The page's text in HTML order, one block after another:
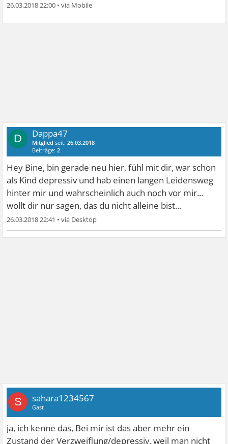
26.03.2018 22:00 •
D Dappa47
Mitglied seit:26.03.2018
Beiträge:2
Hey Bine, bin gerade neu hier, fühl mit dir, war schon
als Kind depressiv und hab einen langen Leidensweg
hinter mir und wahrscheinlich auch noch vor mir...
wollt dir nur sagen, das du nicht alleine bist...
26.03.2018 22:41 •
S sahara1234567
Gast
ja, ich kenne das, Bei mir ist das aber mehr ein
Zustand der Verzweiflung/depressiv, weil man nicht